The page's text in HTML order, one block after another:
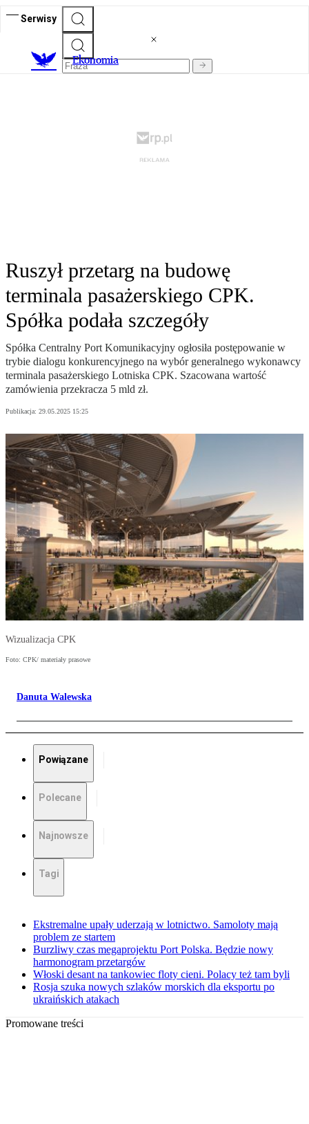
Serwisy
Ekonomia
Ruszył przetarg na budowę
terminala pasażerskiego CPK.
Spółka podała szczegóły
Spółka Centralny Port Komunikacyjny ogłosiła postępowanie w
trybie dialogu konkurencyjnego na wybór generalnego wykonawcy
terminala pasażerskiego Lotniska CPK. Szacowana wartość
zamówienia przekracza 5 mld zł.
Publikacja: 29.05.2025 15:25
Wizualizacja CPK
Foto: CPK/ materiały prasowe
Danuta Walewska
Powiązane
Polecane
Najnowsze
Tagi
Ekstremalne upały uderzają w lotnictwo. Samoloty mają
problem ze startem
Burzliwy czas megaprojektu Port Polska. Będzie nowy
harmonogram przetargów
Włoski desant na tankowiec floty cieni. Polacy też tam byli
Rosja szuka nowych szlaków morskich dla eksportu po
ukraińskich atakach
Promowane treści